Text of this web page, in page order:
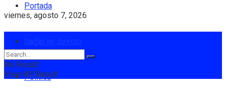
viernes, agosto 7, 2026
Portada
Política
No Result
View All Result